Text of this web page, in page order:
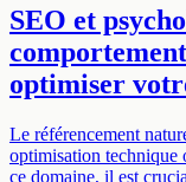
SEO et
optimiser
Le référencement
optimisation technique
ce domaine, il est